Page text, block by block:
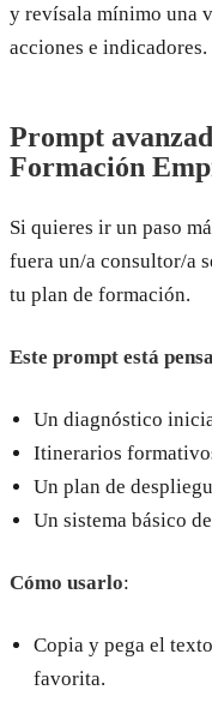
y revísala mínimo una
acciones e indicadores.
Prompt
Formación
Si quieres ir un paso
fuera un/a consultor/a
tu plan de formación.
Este prompt está
Un diagnóstico
Itinerarios
Un plan de
Un sistema básico
Cómo usarlo:
Copia y pega el
favorita.